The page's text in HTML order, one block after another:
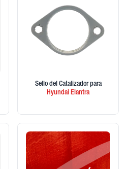
Sello del Catalizador para
Hyundai Elantra